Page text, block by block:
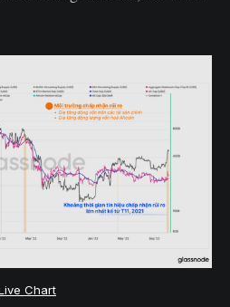
Chart